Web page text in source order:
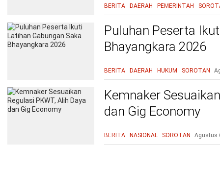
BERITA DAERAH PEMERINTAH
Puluhan Peserta
Bhayangkara 2026
BERITA DAERAH HUKUM SOROTAN
Kemnaker
dan Gig Economy
BERITA NASIONAL SOROTAN Agustus